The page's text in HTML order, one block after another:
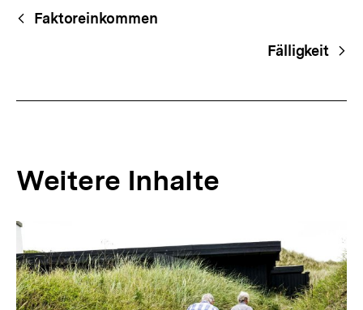
Begriffsnavigation
Content-
Navigation
Faktoreinkommen
Fälligkeit
Weitere Inhalte
Inhaltskarousell
weitere
Inhalte
Inhaltskarussell
überspringen